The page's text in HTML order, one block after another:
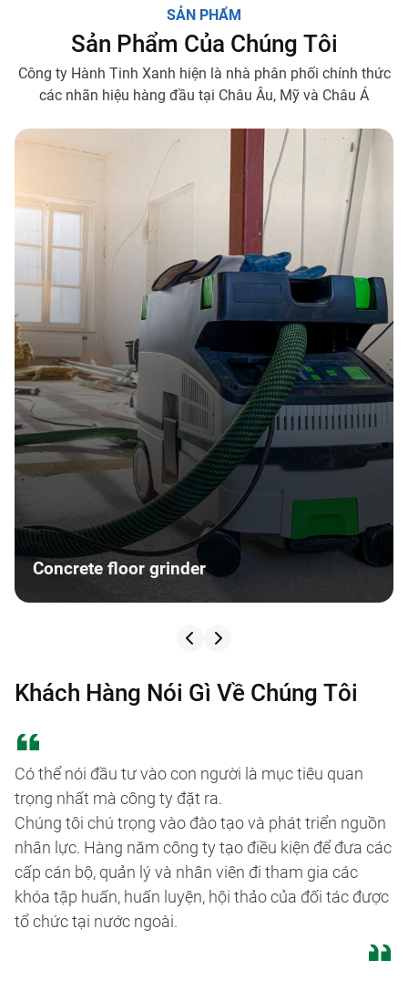
SẢN PHẨM
Sản Phẩm Của Chúng Tôi
Công ty Hành Tinh Xanh hiện là nhà phân phối chính thức
các nhãn hiệu hàng đầu tại Châu Âu, Mỹ và Châu Á
Concrete floor grinder
Khách Hàng Nói Gì Về Chúng Tôi
Có thể nói đầu tư vào con người là mục tiêu quan
trọng nhất mà công ty đặt ra.
Chúng tôi chú trọng vào đào tạo và phát triển nguồn
nhân lực. Hàng năm công ty tạo điều kiện để đưa các
cấp cán bộ, quản lý và nhân viên đi tham gia các
khóa tập huấn, huấn luyện, hội thảo của đối tác được
tổ chức tại nước ngoài.